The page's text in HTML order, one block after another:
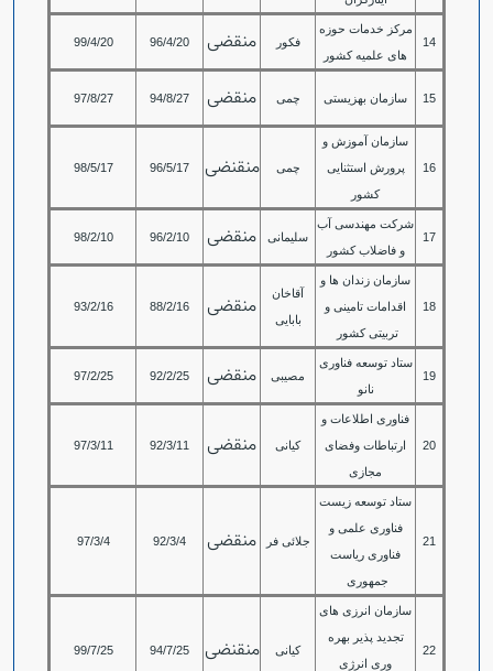
14
مرکز خدمات حوزه
های علمیه کشور
فکور منقضی 96/4/20
99/4/20
15 سازمان بهزیستی چمی منقضی 94/8/27
97/8/27
16
سازمان آموزش و
پرورش استثنایی
کشور
چمی منقنضی 96/5/17
98/5/17
17
شرکت مهندسی آب
و فاضلاب کشور
سلیمانی منقضی 96/2/10
98/2/10
18
سازمان زندان ها و
اقدامات تامینی و
تربیتی کشور
آقاخان
بابایی
منقضی 88/2/16
93/2/16
19
ستاد توسعه فناوری
نانو
مصیبی منقضی 92/2/25
97/2/25
20
فناوری اطلاعات و
ارتباطات وفضای
مجازی
کیانی منقضی 92/3/11
97/3/11
21
ستاد توسعه زیست
فناوری علمی و
فناوری ریاست
جمهوری
جلائی فر منقضی 92/3/4
97/3/4
22
سازمان انرزی های
تجدید پذیر بهره
وری انرژی
کیانی منقنضی 94/7/25
99/7/25